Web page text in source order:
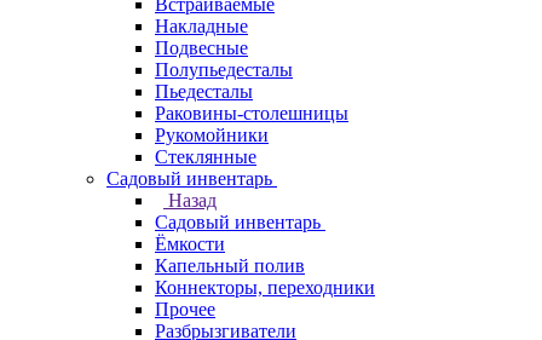
Встраиваемые
Накладные
Подвесные
Полупьедесталы
Пьедесталы
Раковины-столешницы
Рукомойники
Стеклянные
Садовый инвентарь
Назад
Садовый инвентарь
Ёмкости
Капельный полив
Коннекторы, переходники
Прочее
Разбрызгиватели